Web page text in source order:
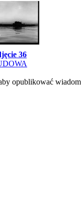
36
opublikować